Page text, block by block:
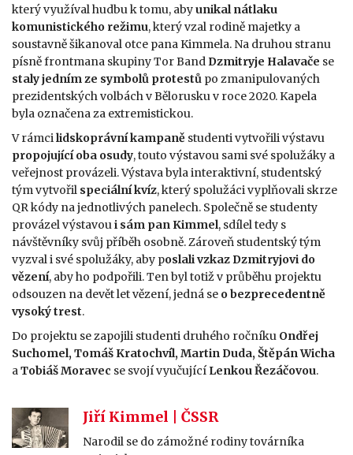
který využíval hudbu k tomu, abyunikal nátlaku
komunistického režimu, který vzal rodině majetky a
soustavně šikanoval otce pana Kimmela. Na druhou stranu
písně frontmana skupiny Tor Band Dzmitryje Halavače se
staly jedním ze symbolů protestů po zmanipulovaných
prezidentských volbách v Bělorusku v roce 2020. Kapela
byla označena za extremistickou.
V rámcilidskoprávní kampaně studenti vytvořili výstavu
propojující oba osudy, touto výstavou sami své spolužáky a
veřejnost provázeli. Výstava byla interaktivní, studentský
tým vytvořil speciální kvíz, který spolužáci vyplňovali skrze
QR kódy na jednotlivých panelech. Společně se studenty
provázel výstavoui sám pan Kimmel, sdílel tedy s
návštěvníky svůj příběh osobně. Zároveň studentský tým
vyzval i své spolužáky, aby poslali vzkaz Dzmitryjovi do
vězení, aby ho podpořili. Ten byl totiž v průběhu projektu
odsouzen na devět let vězení, jedná se o bezprecedentně
vysoký trest.
Do projektu se zapojili studenti druhého ročníku Ondřej
Suchomel, Tomáš Kratochvíl, Martin Duda, Štěpán Wicha
aTobiáš Moravec se svojí vyučující Lenkou Řezáčovou.
Jiří Kimmel | ČSSR
Narodil se do zámožné rodiny továrníka